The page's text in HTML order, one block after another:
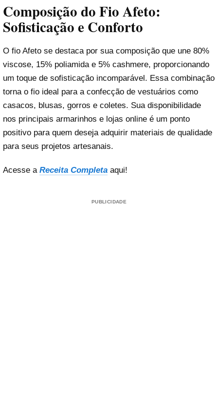
Composição do Fio Afeto:
Sofisticação e Conforto
O fio Afeto se destaca por sua composição que une 80%
viscose, 15% poliamida e 5% cashmere, proporcionando
um toque de sofisticação incomparável. Essa combinação
torna o fio ideal para a confecção de vestuários como
casacos, blusas, gorros e coletes. Sua disponibilidade
nos principais armarinhos e lojas online é um ponto
positivo para quem deseja adquirir materiais de qualidade
para seus projetos artesanais.
Acesse a Receita Completa aqui!
PUBLICIDADE